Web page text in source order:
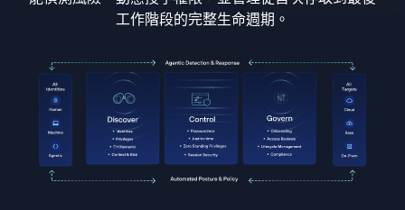
工作階段的完整生命週期。